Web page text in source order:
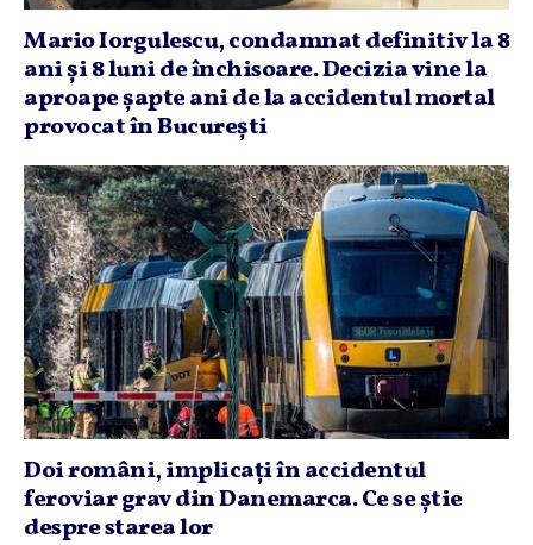
Mario Iorgulescu, condamnat definitiv la 8
ani şi 8 luni de închisoare. Decizia vine la
aproape şapte ani de la accidentul mortal
provocat în Bucureşti
Doi români, implicaţi în accidentul
feroviar grav din Danemarca. Ce se ştie
despre starea lor